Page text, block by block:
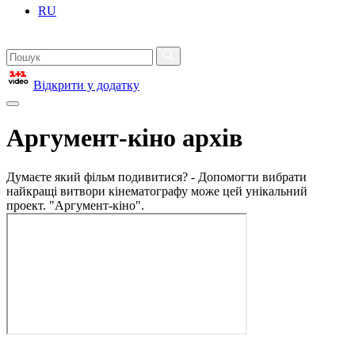
RU
Відкрити у додатку
Аргумент-кіно архів
Думаєте який фільм подивитися? - Допомогти вибрати
найкращі витвори кінематографу може цей унікальний
проект. "Аргумент-кіно".